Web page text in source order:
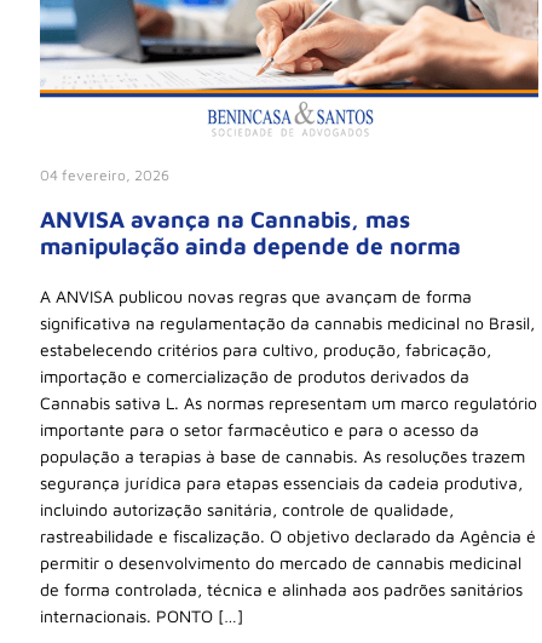
04 fevereiro, 2026
ANVISA avança na Cannabis, mas
manipulação ainda depende de norma
A ANVISA publicou novas regras que avançam de forma
significativa na regulamentação da cannabis medicinal no Brasil,
estabelecendo critérios para cultivo, produção, fabricação,
importação e comercialização de produtos derivados da
Cannabis sativa L. As normas representam um marco regulatório
importante para o setor farmacêutico e para o acesso da
população a terapias à base de cannabis. As resoluções trazem
segurança jurídica para etapas essenciais da cadeia produtiva,
incluindo autorização sanitária, controle de qualidade,
rastreabilidade e fiscalização. O objetivo declarado da Agência é
permitir o desenvolvimento do mercado de cannabis medicinal
de forma controlada, técnica e alinhada aos padrões sanitários
internacionais. PONTO […]